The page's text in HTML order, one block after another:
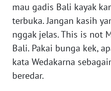
mau gadis Bali kayak
terbuka. Jangan kasih
nggak jelas. This is not
Bali. Pakai bunga kek,
kata Wedakarna
beredar.
WN
SULTENG
WN
SULBAR